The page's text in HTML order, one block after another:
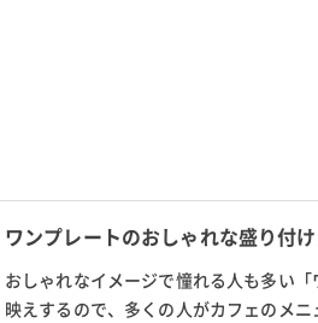
ワンプレートのおしゃれな盛り付
おしゃれなイメージで憧れる人も多い
映えするので、多くの人がカフェのメ